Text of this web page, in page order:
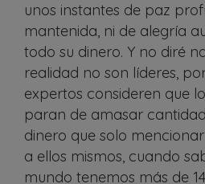
unos instantes de paz
mantenida, ni de alegría
todo su dinero. Y no diré
realidad no son líderes,
expertos consideren que
paran de amasar
dinero que solo
a ellos mismos, cuando
mundo tenemos más de